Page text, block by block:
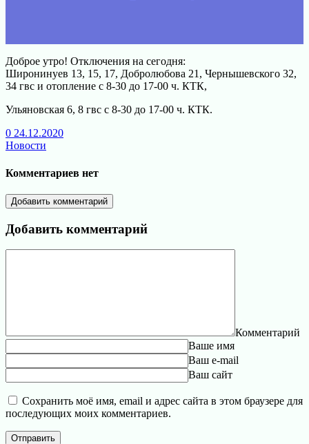
Доброе утро! Отключения на сегодня:
Широнинуев 13, 15, 17, Добролюбова 21, Чернышевского 32,
34 гвс и отопление с 8-30 до 17-00 ч. КТК,
Ульяновская 6, 8 гвс с 8-30 до 17-00 ч. КТК.
0 24.12.2020
Новости
Комментариев нет
Добавить комментарий
Добавить комментарий
Комментарий
Ваше имя
Ваш e-mail
Ваш сайт
Сохранить моё имя, email и адрес сайта в этом браузере для
последующих моих комментариев.